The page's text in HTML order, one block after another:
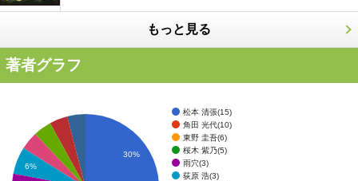
もっと見る
著者グラフ
松本 清張(15)
角田 光代(10)
東野 圭吾(6)
桜木 紫乃(5)
雨穴(3)
荻原 浩(3)
30%
6%